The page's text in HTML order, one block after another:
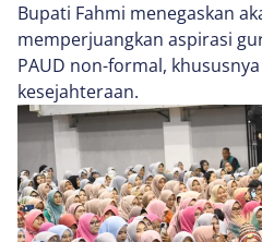
Bupati Fahmi menegaskan
memperjuangkan aspirasi
PAUD non-formal,
kesejahteraan.